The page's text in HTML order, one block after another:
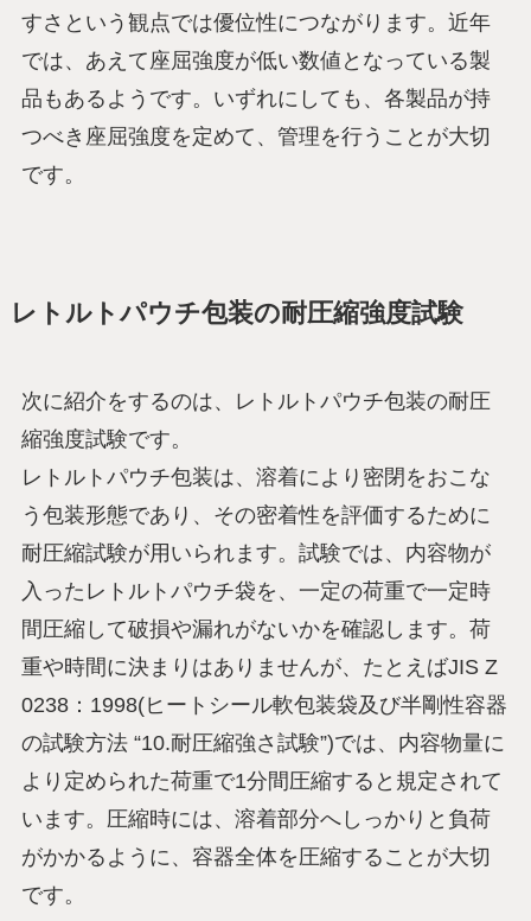
すさという観点では優位性につながります。近年
では、あえて座屈強度が低い数値となっている製
品もあるようです。いずれにしても、各製品が持
つべき座屈強度を定めて、管理を行うことが大切
です。
レトルトパウチ包装の耐圧縮強度試験
次に紹介をするのは、レトルトパウチ包装の耐圧
縮強度試験です。
レトルトパウチ包装は、溶着により密閉をおこな
う包装形態であり、その密着性を評価するために
耐圧縮試験が用いられます。試験では、内容物が
入ったレトルトパウチ袋を、一定の荷重で一定時
間圧縮して破損や漏れがないかを確認します。荷
重や時間に決まりはありませんが、たとえばJIS Z
0238：1998(ヒートシール軟包装袋及び半剛性容器
の試験方法 “10.耐圧縮強さ試験”)では、内容物量に
より定められた荷重で1分間圧縮すると規定されて
います。圧縮時には、溶着部分へしっかりと負荷
がかかるように、容器全体を圧縮することが大切
です。